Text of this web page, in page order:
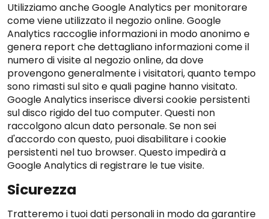
Utilizziamo anche Google Analytics per monitorare
come viene utilizzato il negozio online. Google
Analytics raccoglie informazioni in modo anonimo e
genera report che dettagliano informazioni come il
numero di visite al negozio online, da dove
provengono generalmente i visitatori, quanto tempo
sono rimasti sul sito e quali pagine hanno visitato.
Google Analytics inserisce diversi cookie persistenti
sul disco rigido del tuo computer. Questi non
raccolgono alcun dato personale. Se non sei
d'accordo con questo, puoi disabilitare i cookie
persistenti nel tuo browser. Questo impedirà a
Google Analytics di registrare le tue visite.
Sicurezza
Tratteremo i tuoi dati personali in modo da garantire